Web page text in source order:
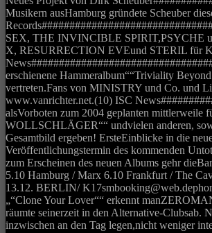
Musikern ausHamburg gründete Scheuber
SEX, THE INVINCIBLE SPIRIT,PSYCHE
X, RESURRECTION EVEund STERIL für
erschienene Hammeralbum““Triviality
vertreten.Fans von MINISTRY und Co. und
www.vanrichter.net.(10) ISC
alsVorboten zum 2004 geplanten
WOLLSCHLÄGER““ undvielen anderen,
Gesamtbild ergeben! ErsteEinblicke in die
Veröffentlichungstermin des kommenden
zum Erscheinen des neuen Albums gehr
5.10 Hamburg / Marx 6.10 Frankfurt / The
13.12. BERLIN/
„“Clone Your Lover““ erkennt
räumte seinerzeit in den Alternative-Clubsab.
inzwischen an den Tag legen,nicht weniger